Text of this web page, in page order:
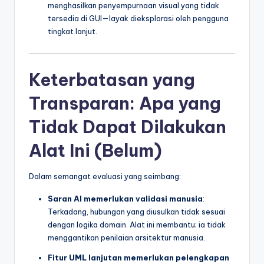
menghasilkan penyempurnaan visual yang tidak
tersedia di GUI—layak dieksplorasi oleh pengguna
tingkat lanjut.
Keterbatasan yang
Transparan: Apa yang
Tidak Dapat Dilakukan
Alat Ini (Belum)
Dalam semangat evaluasi yang seimbang:
Saran AI memerlukan validasi manusia:
Terkadang, hubungan yang diusulkan tidak sesuai
dengan logika domain. Alat ini membantu; ia tidak
menggantikan penilaian arsitektur manusia.
Fitur UML lanjutan memerlukan pelengkapan